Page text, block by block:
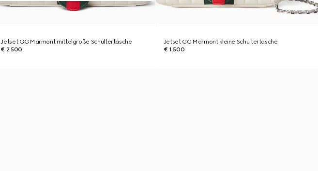
Jetset GG Marmont mittelgroße Schultertasche
€ 2.500
Jetset GG Marmont kleine Schultertasche
€ 1.500